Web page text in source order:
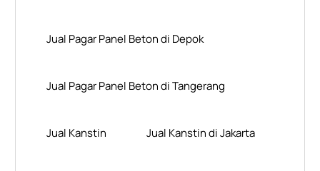
Jual Pagar Panel Beton di Depok
Jual Pagar Panel Beton di Tangerang
Jual Kanstin Jual Kanstin di Jakarta